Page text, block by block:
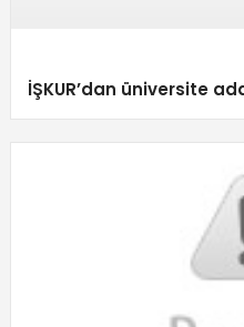
İŞKUR’dan üniversite